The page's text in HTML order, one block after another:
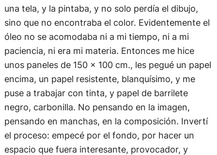
una tela, y la pintaba, y no solo perdía el dibujo,
sino que no encontraba el color. Evidentemente el
óleo no se acomodaba ni a mi tiempo, ni a mi
paciencia, ni era mi materia. Entonces me hice
unos paneles de 150 x 100 cm., les pegué un papel
encima, un papel resistente, blanquísimo, y me
puse a trabajar con tinta, y papel de barrilete
negro, carbonilla. No pensando en la imagen,
pensando en manchas, en la composición. Invertí
el proceso: empecé por el fondo, por hacer un
espacio que fuera interesante, provocador, y